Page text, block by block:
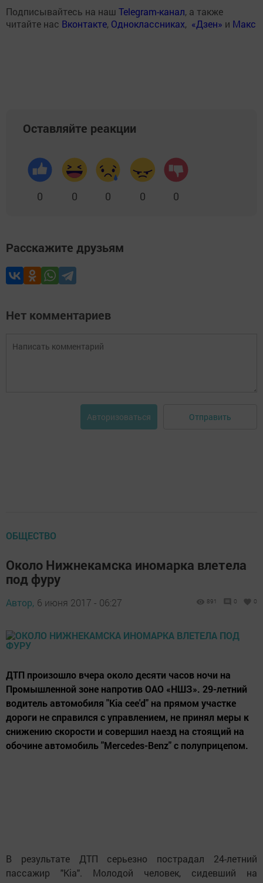
Подписывайтесь на наш Telegram-канал, а также
читайте нас Вконтакте, Одноклассниках, «Дзен» и Макс
Оставляйте реакции
0 0 0 0 0
Расскажите друзьям
Нет комментариев
Авторизоваться Отправить
ОБЩЕСТВО
Около Нижнекамска иномарка влетела
под фуру
Автор, 6 июня 2017 - 06:27 891 0 0
ДТП произошло вчера около десяти часов ночи на
Промышленной зоне напротив ОАО «НШЗ». 29-летний
водитель автомобиля "Kia cee'd" на прямом участке
дороги не справился с управлением, не принял меры к
снижению скорости и совершил наезд на стоящий на
обочине автомобиль "Mercedes-Benz" с полуприцепом.
В результате ДТП серьезно пострадал 24-летний
пассажир "Kia". Молодой человек, сидевший на